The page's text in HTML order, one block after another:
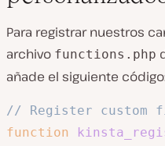
Para registrar nuestros
archivo functions.php
añade el siguiente código:
// Register custom
function